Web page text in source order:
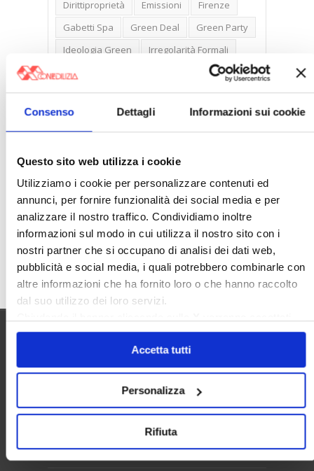
Consenso Dettagli Informazioni sui cookie
Questo sito web utilizza i cookie
Utilizziamo i cookie per personalizzare contenuti ed
annunci, per fornire funzionalità dei social media e per
analizzare il nostro traffico. Condividiamo inoltre
informazioni sul modo in cui utilizza il nostro sito con i
nostri partner che si occupano di analisi dei dati web,
pubblicità e social media, i quali potrebbero combinarle con
altre informazioni che ha fornito loro o che hanno raccolto
dal suo utilizzo dei loro servizi.
solo i cookie necessari.
Accetta tutti
Personalizza
Rifiuta
Dirittiproprietà
Emissioni
Firenze
Gabetti Spa
Green Deal
Green Party
Ideologia Green
Irregolarità Formali
Libero Mercato
New York
Nudaproprietà
Prezzi Case
Prima Casa
Proprietari Casa
Ruderi
Sicurezza
Sommerso
Sunia
Trasferimenti
Treviso
Valore Case
Cerca